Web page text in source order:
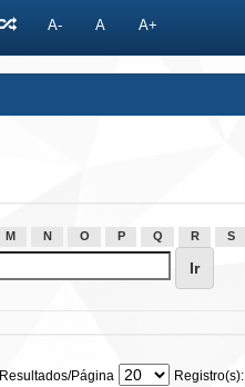
A- A A+
M N O P Q R S
Resultados/Página Registro(s):